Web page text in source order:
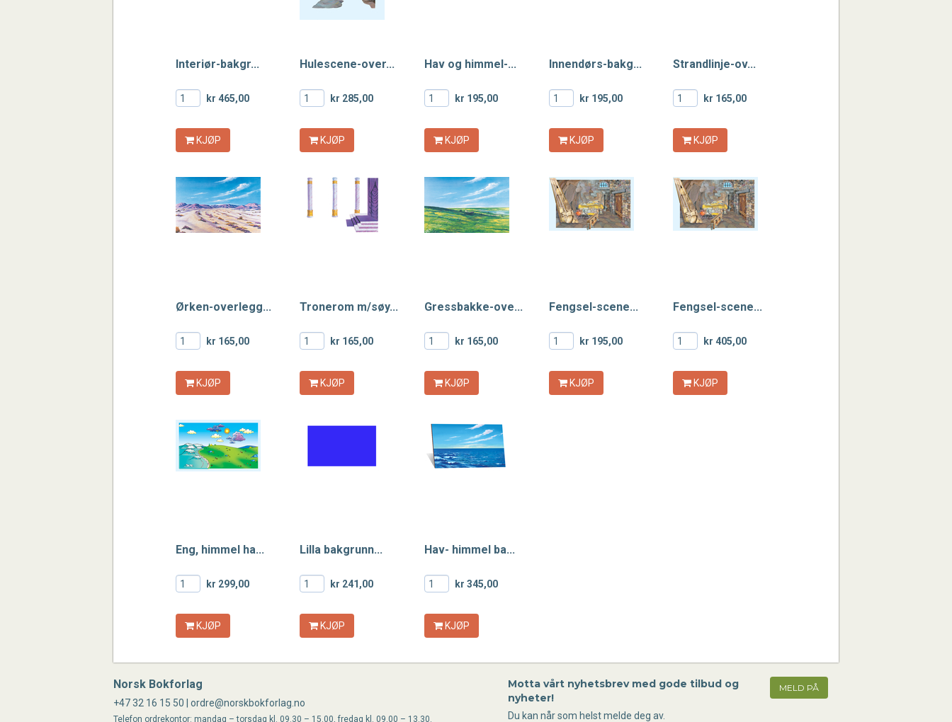
Interiør-bakgr...
kr 465,00
KJØP
Hulescene-over...
kr 285,00
KJØP
Hav og himmel-...
kr 195,00
KJØP
Innendørs-bakg...
kr 195,00
KJØP
Strandlinje-ov...
kr 165,00
KJØP
Ørken-overlegg...
kr 165,00
KJØP
Tronerom m/søy...
kr 165,00
KJØP
Gressbakke-ove...
kr 165,00
KJØP
Fengsel-scene...
kr 195,00
KJØP
Fengsel-scene...
kr 405,00
KJØP
Eng, himmel ha...
kr 299,00
KJØP
Lilla bakgrunn...
kr 241,00
KJØP
Hav- himmel ba...
kr 345,00
KJØP
Norsk Bokforlag
+47 32 16 15 50 | ordre@norskbokforlag.no
Telefon ordrekontor: mandag – torsdag kl. 09.30 – 15.00, fredag kl. 09.00 – 13.30.
Motta vårt nyhetsbrev med gode tilbud og
nyheter!
Du kan når som helst melde deg av.
MELD PÅ